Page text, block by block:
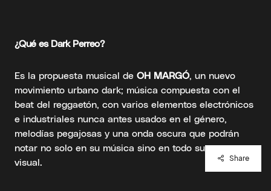
¿Qué es Dark Perreo?
Es la propuesta musical de OH MARGÓ, un nuevo
movimiento urbano dark; música compuesta con el
beat del reggaetón, con varios elementos electrónicos
e industriales nunca antes usados en el género,
melodías pegajosas y una onda oscura que podrán
notar no solo en su música sino en todo su concepto
visual.
Share